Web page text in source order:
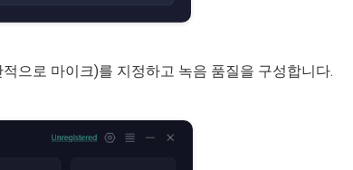
으로 마이크)를 지정하고 녹음 품질을 구성합니다.